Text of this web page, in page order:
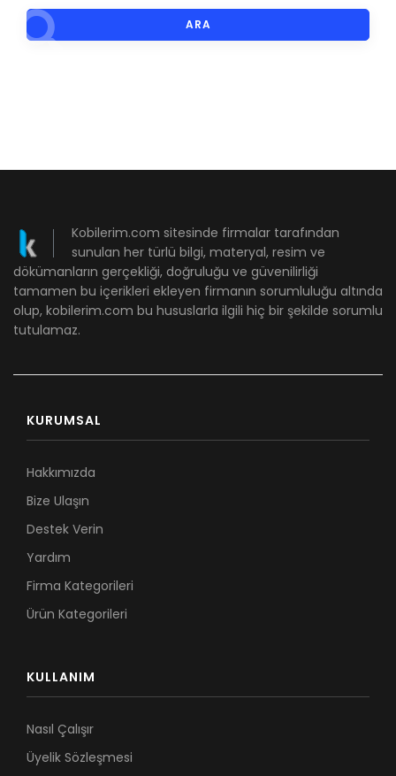
ARA
Kobilerim.com sitesinde firmalar tarafından
sunulan her türlü bilgi, materyal, resim ve
dökümanların gerçekliği, doğruluğu ve güvenilirliği
tamamen bu içerikleri ekleyen firmanın sorumluluğu altında
olup, kobilerim.com bu hususlarla ilgili hiç bir şekilde sorumlu
tutulamaz.
KURUMSAL
Hakkımızda
Bize Ulaşın
Destek Verin
Yardım
Firma Kategorileri
Ürün Kategorileri
KULLANIM
Nasıl Çalışır
Üyelik Sözleşmesi